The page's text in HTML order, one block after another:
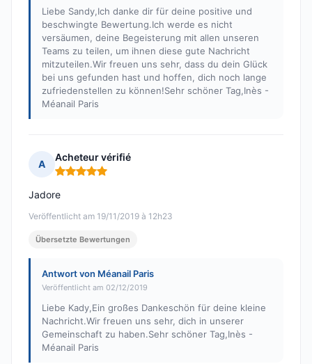
Liebe Sandy,Ich danke dir für deine positive und
beschwingte Bewertung.Ich werde es nicht
versäumen, deine Begeisterung mit allen unseren
Teams zu teilen, um ihnen diese gute Nachricht
mitzuteilen.Wir freuen uns sehr, dass du dein Glück
bei uns gefunden hast und hoffen, dich noch lange
zufriedenstellen zu können!Sehr schöner Tag,Inès -
Méanail Paris
A
Acheteur vérifié
Hinweis: 5 von 5
Veröffentlicht am 19/11/2019 à 12h23
Jadore
Übersetzte Bewertungen
Antwort von Méanail Paris
Veröffentlicht am 02/12/2019
Liebe Kady,Ein großes Dankeschön für deine kleine
Nachricht.Wir freuen uns sehr, dich in unserer
Gemeinschaft zu haben.Sehr schöner Tag,Inès -
Méanail Paris